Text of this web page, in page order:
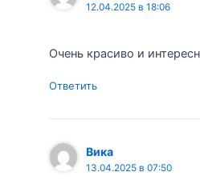
12.04.2025 в 18:06
Очень красиво и
Ответить
Вика
13.04.2025 в 07:50